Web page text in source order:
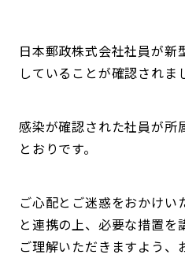
日本郵政株式会社社員が新
していることが確認されま
感染が確認された社員が所
とおりです。
ご心配とご迷惑をおかけい
と連携の上、必要な措置を
ご理解いただきますよう、